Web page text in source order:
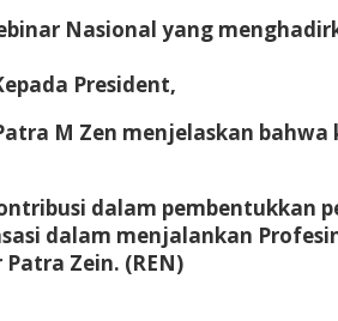
Nasional yang
President,
M Zen menjelaskan
dalam pembentukkan
dalam menjalankan
Zein. (REN)